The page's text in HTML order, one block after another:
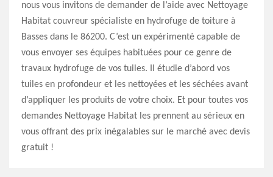
nous vous invitons de demander de l’aide avec Nettoyage
Habitat couvreur spécialiste en hydrofuge de toiture à
Basses dans le 86200. C’est un expérimenté capable de
vous envoyer ses équipes habituées pour ce genre de
travaux hydrofuge de vos tuiles. Il étudie d’abord vos
tuiles en profondeur et les nettoyées et les séchées avant
d’appliquer les produits de votre choix. Et pour toutes vos
demandes Nettoyage Habitat les prennent au sérieux en
vous offrant des prix inégalables sur le marché avec devis
gratuit !